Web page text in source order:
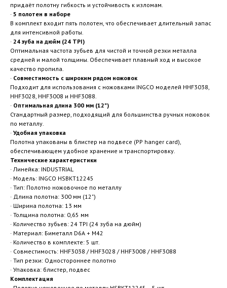
придаёт полотну гибкость и устойчивость к изломам.
· 5 полотен в наборе
В комплект входит пять полотен, что обеспечивает длительный запас
для интенсивной работы.
· 24 зуба на дюйм (24 TPI)
Оптимальная частота зубьев для чистой и точной резки металла
средней и малой толщины. Обеспечивает плавный ход и высокое
качество пропила.
· Совместимость с широким рядом ножовок
Подходит для использования с ножовками INGCO моделей HHF3038,
HHF3028, HHF3008 и HHF3088.
· Оптимальная длина 300 мм (12")
Стандартный размер, подходящий для большинства ручных ножовок
по металлу.
· Удобная упаковка
Полотна упакованы в блистер на подвесе (PP hanger card),
обеспечивающем удобное хранение и транспортировку.
Технические характеристики
· Линейка: INDUSTRIAL
· Модель: INGCO HSBKT12245
· Тип: Полотно ножовочное по металлу
· Длина полотна: 300 мм (12")
· Ширина полотна: 13 мм
· Толщина полотна: 0,65 мм
· Количество зубьев: 24 TPI (24 зуба на дюйм)
· Материал: Биметалл D6A + M42
· Количество в комплекте: 5 шт.
· Совместимость: HHF3038 / HHF3028 / HHF3008 / HHF3088
· Тип резки: Одностороннее полотно
· Упаковка: блистер, подвес
Комплектация